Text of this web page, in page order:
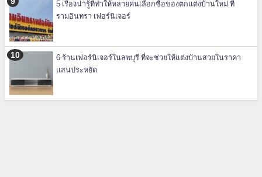
5 เรื่องน่ารู้ที่ทำให้หลายคนเลือกซื้อของตกแต่งบ้านใหม่ ที่
รามอินทรา เฟอร์นิเจอร์
6 ร้านเฟอร์นิเจอร์ในลพบุรี ที่จะช่วยให้แต่งบ้านสวยในราคา
แสนประหยัด